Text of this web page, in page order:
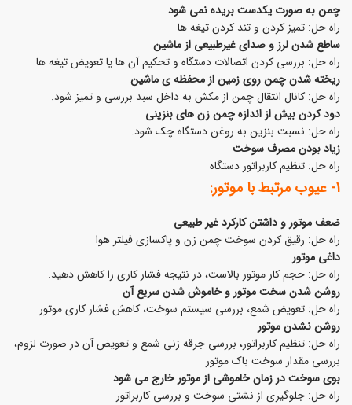
چمن به صورت یکدست بریده نمی شود
راه حل: تمیز کردن و تند کردن تیغه ها
ساطع شدن لرز و صدای غیرطبیعی از ماشین
راه حل: بررسی کردن اتصالات دستگاه و تحکیم آن ها یا تعویض تیغه ها
ریخته شدن چمن روی زمین از محفظه ی ماشین
راه حل: کانال انتقال چمن از مکش به داخل سبد بررسی و تمیز شود.
دود کردن بیش از اندازه چمن زن های بنزینی
راه حل: نسبت بنزین به روغن دستگاه چک شود.
زیاد بودن مصرف سوخت
راه حل: تنظیم کاربراتور دستگاه
1- عیوب مرتبط با موتور:
ضعف موتور و داشتن کارکرد غیر طبیعی
راه حل: رقیق کردن سوخت چمن زن و پاکسازی فیلتر هوا
داغی موتور
راه حل: حجم کار موتور بالاست، در نتیجه فشار کاری را کاهش دهید.
روشن شدن سخت موتور و خاموش شدن سریع آن
راه حل: تعویض شمع، بررسی سیستم سوخت، کاهش فشار کاری موتور
روشن نشدن موتور
راه حل: تنظیم کاربراتور، بررسی جرقه زنی شمع و تعویض آن در صورت لزوم،
بررسی مقدار سوخت باک موتور
بوی سوخت در زمان خاموشی از موتور خارج می شود
راه حل: جلوگیری از نشتی سوخت و بررسی کاربراتور